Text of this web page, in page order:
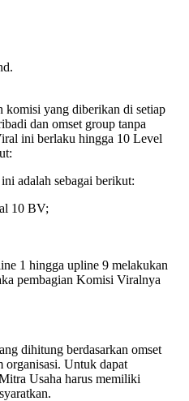
yang diberikan di setiap
dan omset group tanpa
ini berlaku hingga 10 Level
adalah sebagai berikut:
10 BV;
1 hingga upline 9 melakukan
pembagian Komisi Viralnya
dihitung berdasarkan omset
organisasi. Untuk dapat
Usaha harus memiliki